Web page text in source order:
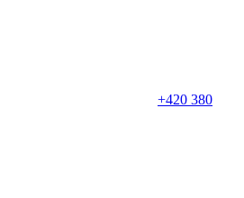
+420 380